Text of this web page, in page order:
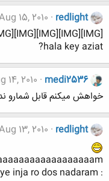
redlight
15, 2010
[IMG][IMG][IMG][IMG][IMG][IMG][IMG][IMG]
hala key aziat?
medi2536
14, 2010
خواهش ميكنم قابل شمارو
redlight
13, 2010
: D haye inja ro dos nadaram